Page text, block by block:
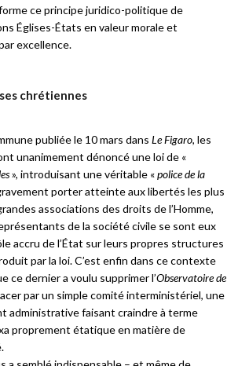
ce principe juridico-politique de
Églises-États en valeur morale et
excellence.
chrétiennes
publiée le 10 mars dans Le Figaro, les
unanimement dénoncé une loi de «
», introduisant une véritable «police de la
porter atteinte aux libertés les plus
associations des droits de l’Homme,
de la société civile se sont eux
accru de l’État sur leurs propres structures
par la loi. C’est enfin dans ce contexte
ce dernier a voulu supprimer l’Observatoire de
par un simple comité interministériel, une
administrative faisant craindre à terme
proprement étatique en matière de